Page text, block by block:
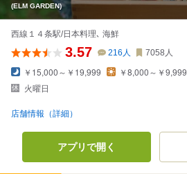
(ELM GARDEN)
西線１４条駅/日本料理､ 海鮮
3.57 216 人 7058 人
￥15,000～￥19,999
￥8,000～￥9,999
火曜日
店舗情報（詳細）
アプリで開く